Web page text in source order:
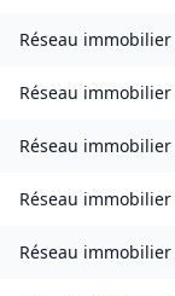
Réseau immobilier
Réseau immobilier
Réseau immobilier
Réseau immobilier
Réseau immobilier